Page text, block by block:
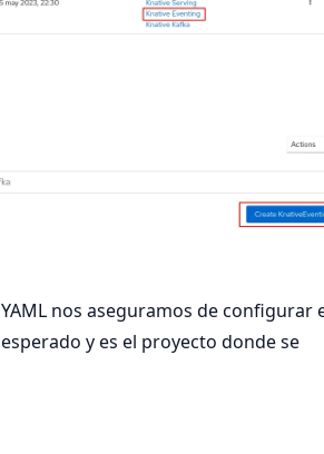
nos aseguramos de configurar
y es el proyecto donde se